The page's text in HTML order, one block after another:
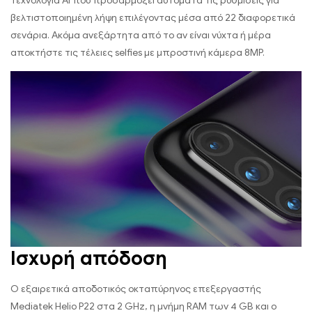
βελτιστοποιημένη λήψη επιλέγοντας μέσα από 22 διαφορετικά
σενάρια. Ακόμα ανεξάρτητα από το αν είναι νύχτα ή μέρα
αποκτήστε τις τέλειες selfies με μπροστινή κάμερα 8MP.
Ισχυρή απόδοση
Ο εξαιρετικά αποδοτικός οκταπύρηνος επεξεργαστής
Mediatek Helio P22 στα 2 GHz, η μνήμη RAM των 4 GB και ο